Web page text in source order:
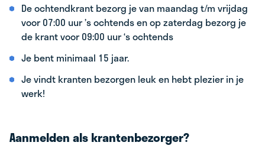
De ochtendkrant bezorg je van maandag t/m vrijdag
voor 07:00 uur ’s ochtends en op zaterdag bezorg je
de krant voor 09:00 uur ‘s ochtends
Je bent minimaal 15 jaar.
Je vindt kranten bezorgen leuk en hebt plezier in je
werk!
Aanmelden als krantenbezorger?